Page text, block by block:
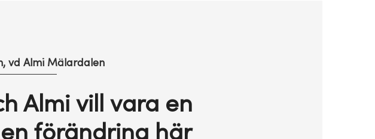
vd Almi Mälardalen
Almi vill vara en
förändring här